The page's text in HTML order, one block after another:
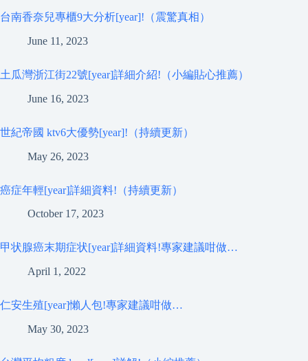
台南香奈兒專櫃9大分析[year]!（震驚真相）
June 11, 2023
土瓜灣浙江街22號[year]詳細介紹!（小編貼心推薦）
June 16, 2023
世紀帝國 ktv6大優勢[year]!（持續更新）
May 26, 2023
癌症年輕[year]詳細資料!（持續更新）
October 17, 2023
甲状腺癌末期症状[year]詳細資料!專家建議咁做…
April 1, 2022
仁安生殖[year]懶人包!專家建議咁做…
May 30, 2023